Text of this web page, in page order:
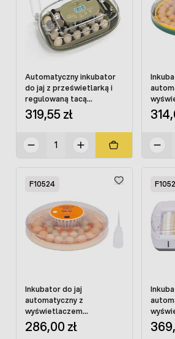
Automatyczny inkubator
do jaj z prześwietlarką i
regulowaną tacą
OVOstart 24
319,55 zł
F10524
Inkubator do jaj
automatyczny z
wyświetlaczem
wilgotności OVOstart 30
286,00 zł